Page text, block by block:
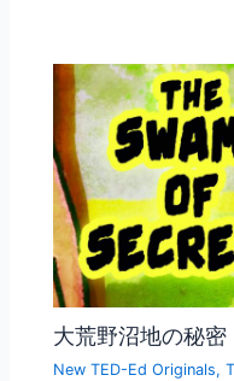
大荒野沼地の秘
New TED-Ed Originals,